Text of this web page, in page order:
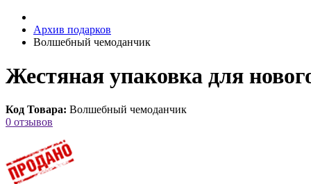
Архив подарков
Волшебный чемоданчик
Жестяная упаковка для
Код Товара: Волшебный чемоданчик
0 отзывов